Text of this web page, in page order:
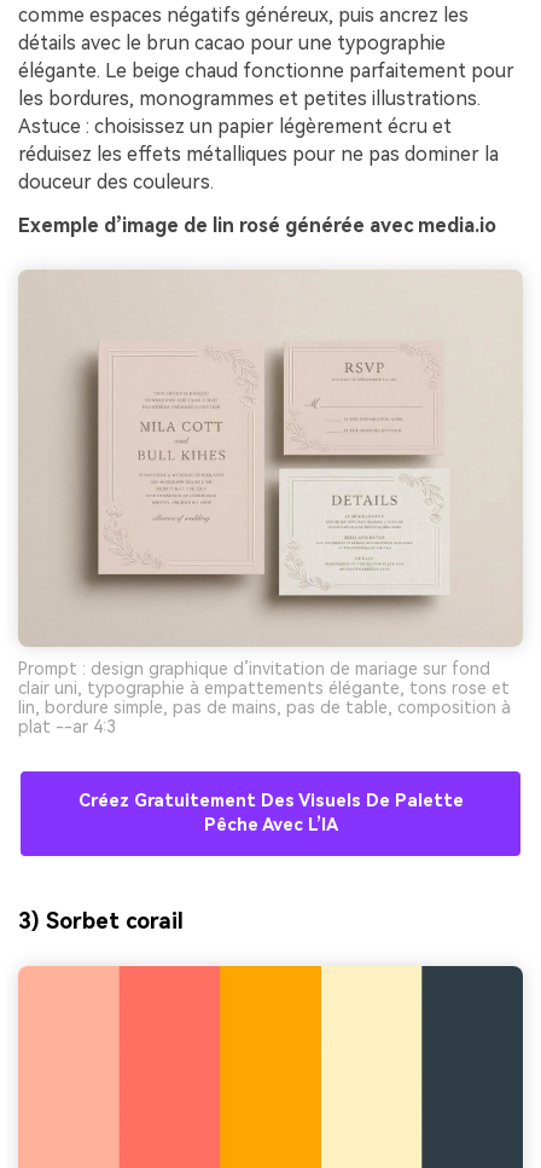
comme espaces négatifs généreux, puis ancrez les
détails avec le brun cacao pour une typographie
élégante. Le beige chaud fonctionne parfaitement pour
les bordures, monogrammes et petites illustrations.
Astuce : choisissez un papier légèrement écru et
réduisez les effets métalliques pour ne pas dominer la
douceur des couleurs.
Exemple d’image de lin rosé générée avec media.io
Prompt : design graphique d’invitation de mariage sur fond
clair uni, typographie à empattements élégante, tons rose et
lin, bordure simple, pas de mains, pas de table, composition à
plat --ar 4:3
Créez Gratuitement Des Visuels De Palette
Pêche Avec L’IA
3) Sorbet corail